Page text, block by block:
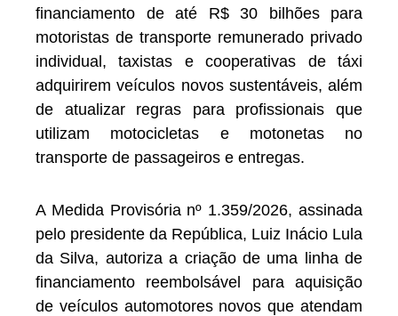
financiamento de até R$ 30 bilhões para
motoristas de transporte remunerado privado
individual, taxistas e cooperativas de táxi
adquirirem veículos novos sustentáveis, além
de atualizar regras para profissionais que
utilizam motocicletas e motonetas no
transporte de passageiros e entregas.
A Medida Provisória nº 1.359/2026, assinada
pelo presidente da República, Luiz Inácio Lula
da Silva, autoriza a criação de uma linha de
financiamento reembolsável para aquisição
de veículos automotores novos que atendam